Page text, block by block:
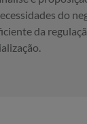
do
da